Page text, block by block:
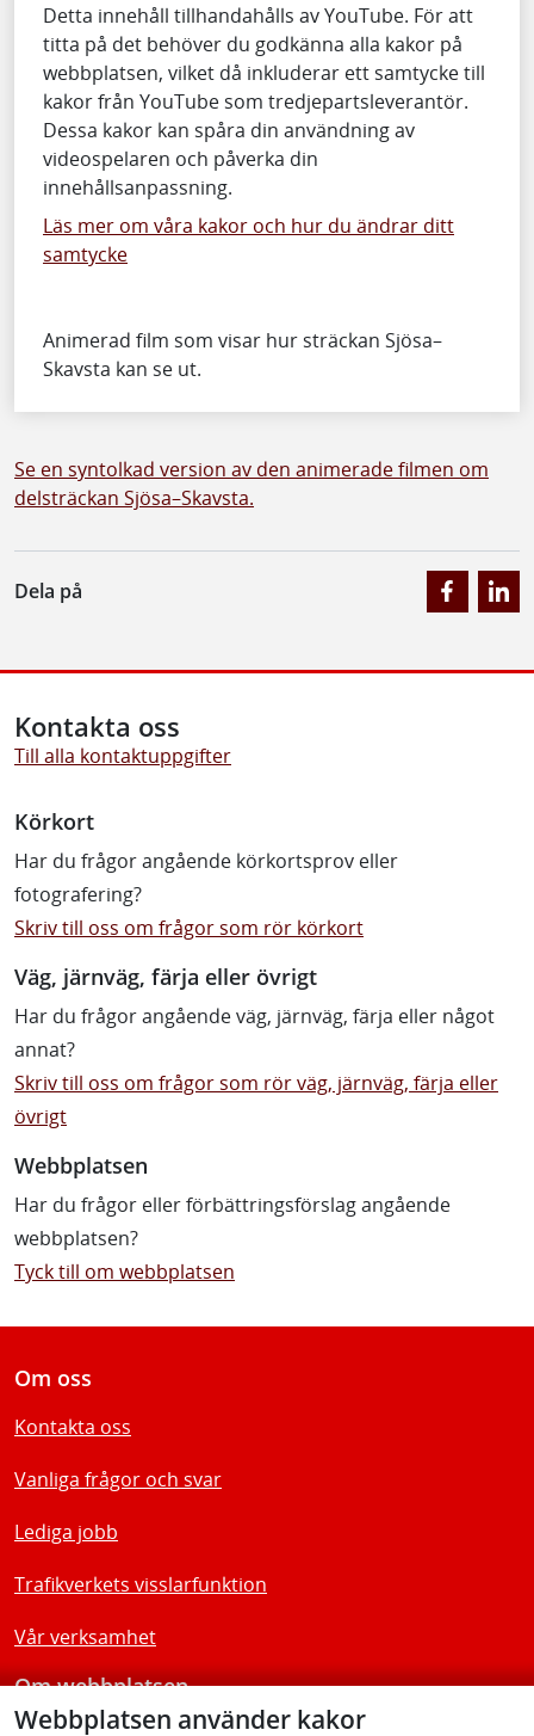
Detta innehåll tillhandahålls av YouTube. För att
titta på det behöver du godkänna alla kakor på
webbplatsen, vilket då inkluderar ett samtycke till
kakor från YouTube som tredjepartsleverantör.
Dessa kakor kan spåra din användning av
videospelaren och påverka din
innehållsanpassning.
Läs mer om våra kakor och hur du ändrar ditt
samtycke
Animerad film som visar hur sträckan Sjösa–
Skavsta kan se ut.
Se en syntolkad version av den animerade filmen om
delsträckan Sjösa–Skavsta.
Dela på
Webbplatsen använder kakor
Kontakta oss
Till alla kontaktuppgifter
Körkort
Har du frågor angående körkortsprov eller
fotografering?
Skriv till oss om frågor som rör körkort
Väg, järnväg, färja eller övrigt
Har du frågor angående väg, järnväg, färja eller något
annat?
Skriv till oss om frågor som rör väg, järnväg, färja eller
övrigt
Webbplatsen
Har du frågor eller förbättringsförslag angående
webbplatsen?
Tyck till om webbplatsen
Om oss
Kontakta oss
Vanliga frågor och svar
Lediga jobb
Trafikverkets visslarfunktion
Vår verksamhet
Om webbplatsen